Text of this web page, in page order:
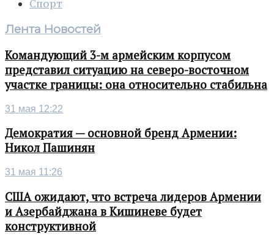
Спорт
Лента Новостей
Командующий 3-м армейским корпусом
представил ситуацию на северо-восточном
участке границы: она относительно стабильна
31 мая 12:22
Демократия — основной бренд Армении:
Никол Пашинян
31 мая 11:26
США ожидают, что встреча лидеров Армении
и Азербайджана в Кишиневе будет
конструктивной